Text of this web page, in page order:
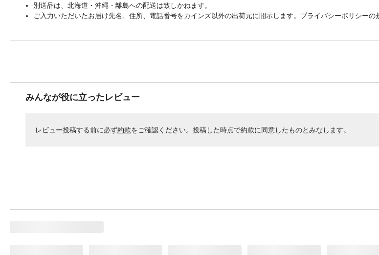
別送品は、北海道・沖縄・離島への配送は致しかねます。
ご入力いただいたお届け先名、住所、電話番号をカインズ以外の出荷元に開示します。プライバシーポリシーの
みんなが役に立ったレビュー
レビュー投稿する前に必ず約款をご確認ください。投稿した時点で約款に同意したものとみなします。